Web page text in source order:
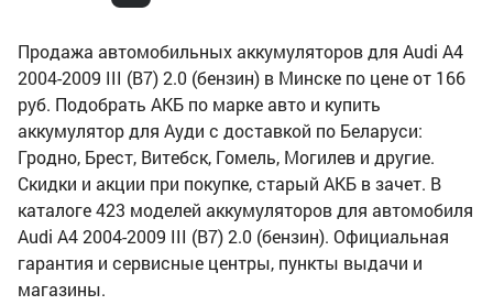
Продажа автомобильных аккумуляторов для Audi A4
2004-2009 III (B7) 2.0 (бензин) в Минске по цене от 166
руб. Подобрать АКБ по марке авто и купить
аккумулятор для Ауди с доставкой по Беларуси:
Гродно, Брест, Витебск, Гомель, Могилев и другие.
Скидки и акции при покупке, старый АКБ в зачет. В
каталоге 423 моделей аккумуляторов для автомобиля
Audi A4 2004-2009 III (B7) 2.0 (бензин). Официальная
гарантия и сервисные центры, пункты выдачи и
магазины.